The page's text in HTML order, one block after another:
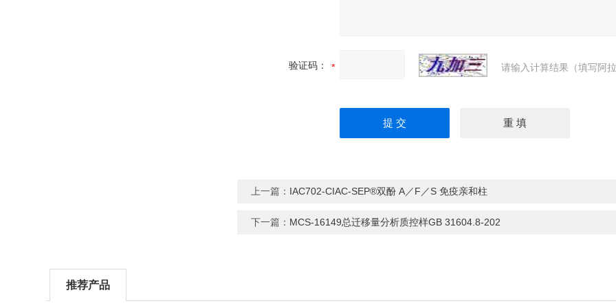
验证码： 请输入计算结果（填写阿
上一篇： IAC702-CIAC-SEP®双酚 A／F／S 免疫亲和柱
下一篇： MCS-16149总迁移量分析质控样GB 31604.8-202
推荐产品